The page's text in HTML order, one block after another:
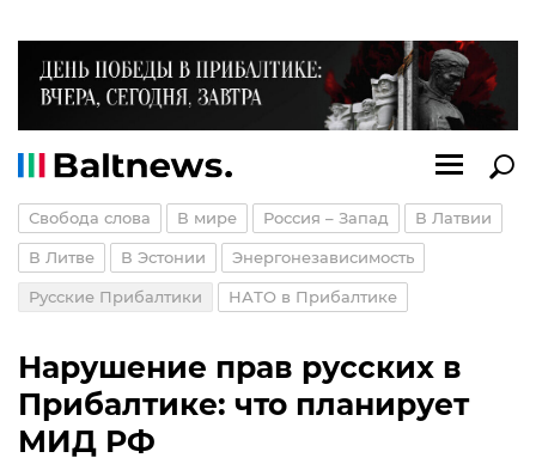
Свобода слова В мире Россия – Запад В Латвии
В Литве В Эстонии Энергонезависимость
Русские Прибалтики НАТО в Прибалтике
Нарушение прав русских в
Прибалтике: что планирует
МИД РФ